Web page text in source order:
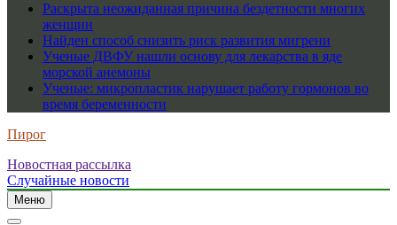
Раскрыта неожиданная причина бездетности многих
женщин
Найден способ снизить риск развития мигрени
Ученые ДВФУ нашли основу для лекарства в яде
морской анемоны
Ученые: микропластик нарушает работу гормонов во
время беременности
Пирог
Новостная рассылка
Случайные новости
Меню